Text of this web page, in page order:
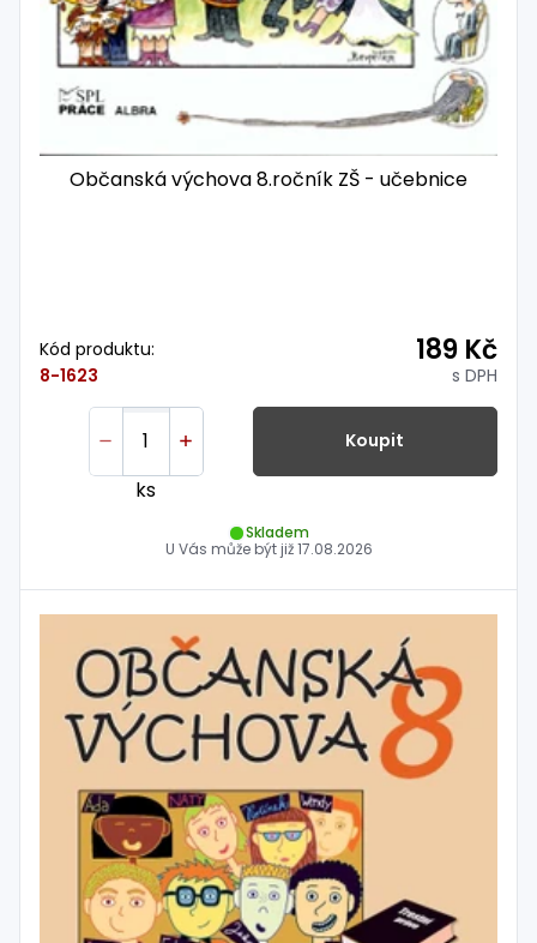
Občanská výchova 8.ročník ZŠ - učebnice
Kód produktu:
8-1623
189 Kč
s DPH
ks
Koupit
Skladem
U Vás může být již17.08.2026